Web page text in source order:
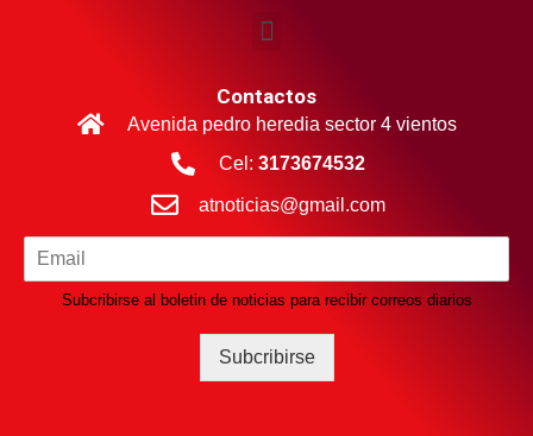
Contactos
Avenida pedro heredia sector 4 vientos
Cel: 3173674532
atnoticias@gmail.com
Subcribirse al boletin de noticias para recibir correos diarios
Subcribirse